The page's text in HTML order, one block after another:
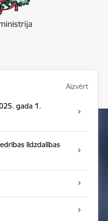
Aizvērt
gada 1.
līdzdalības